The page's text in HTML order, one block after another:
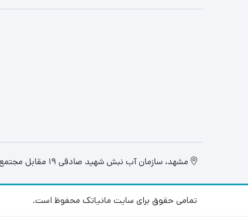
مشهد، سازمان آب نبش شهید صادقی 19 مقابل مجتمع کامپیوتر تابان، فروشگاه مانیاتک
تمامی حقوق برای سایت مانیاتک محفوظ است.